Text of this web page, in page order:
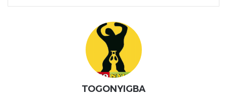
TOGONYIGBA